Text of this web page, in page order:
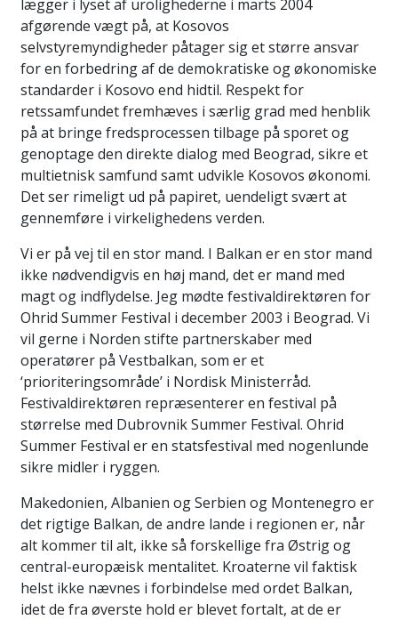
lægger i lyset af urolighederne i marts 2004
afgørende vægt på, at Kosovos
selvstyremyndigheder påtager sig et større ansvar
for en forbedring af de demokratiske og økonomiske
standarder i Kosovo end hidtil. Respekt for
retssamfundet fremhæves i særlig grad med henblik
på at bringe fredsprocessen tilbage på sporet og
genoptage den direkte dialog med Beograd, sikre et
multietnisk samfund samt udvikle Kosovos økonomi.
Det ser rimeligt ud på papiret, uendeligt svært at
gennemføre i virkelighedens verden.
Vi er på vej til en stor mand. I Balkan er en stor mand
ikke nødvendigvis en høj mand, det er mand med
magt og indflydelse. Jeg mødte festivaldirektøren for
Ohrid Summer Festival i december 2003 i Beograd. Vi
vil gerne i Norden stifte partnerskaber med
operatører på Vestbalkan, som er et
‘prioriteringsområde’ i Nordisk Ministerråd.
Festivaldirektøren repræsenterer en festival på
størrelse med Dubrovnik Summer Festival. Ohrid
Summer Festival er en statsfestival med nogenlunde
sikre midler i ryggen.
Makedonien, Albanien og Serbien og Montenegro er
det rigtige Balkan, de andre lande i regionen er, når
alt kommer til alt, ikke så forskellige fra Østrig og
central-europæisk mentalitet. Kroaterne vil faktisk
helst ikke nævnes i forbindelse med ordet Balkan,
idet de fra øverste hold er blevet fortalt, at de er